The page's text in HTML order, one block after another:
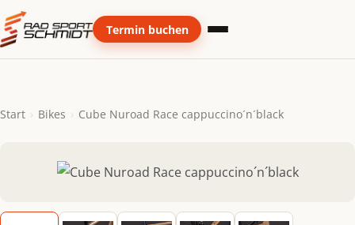
Termin buchen
Start Bikes Cube Nuroad Race cappuccino´n´black